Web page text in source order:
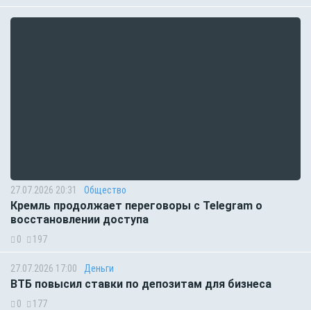
27.07.2026 20:31 Общество
Кремль продолжает переговоры с Telegram о
восстановлении доступа
0 197
27.07.2026 17:00 Деньги
ВТБ повысил ставки по депозитам для бизнеса
0 177